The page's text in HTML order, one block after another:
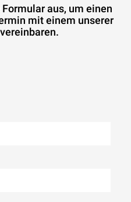
aus, um einen
mit einem unserer